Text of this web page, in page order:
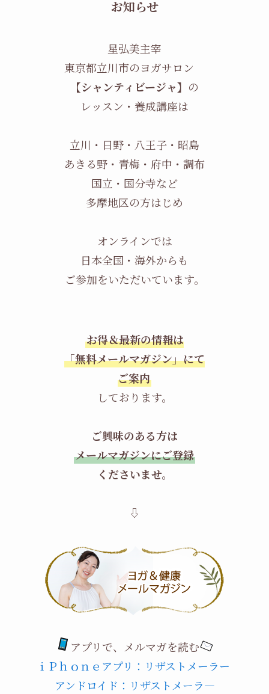
お知らせ
星弘美主宰
東京都立川市のヨガサロン
【シャンティビージャ】 の
レッスン・養成講座は
立川・日野・八王子・昭島
あきる野・青梅・府中・調布
国立・国分寺など
多摩地区の方はじめ
オンラインでは
日本全国・海外からも
ご参加をいただいています。
お得＆最新の情報は
「無料メールマガジン」にて
ご案内
しております。
ご興味のある方は
メールマガジンにご登録
くださいませ。
⇩
アプリで、メルマガを読む
ｉＰｈｏｎｅアプリ：リザストメーラー
アンドロイド：リザストメーラ―